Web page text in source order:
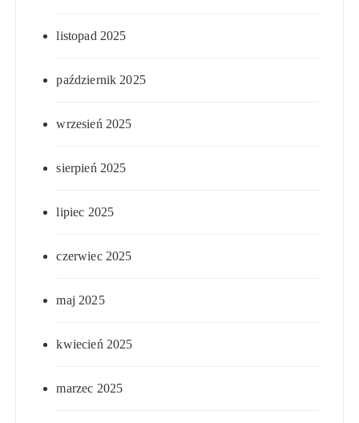
listopad 2025
październik 2025
wrzesień 2025
sierpień 2025
lipiec 2025
czerwiec 2025
maj 2025
kwiecień 2025
marzec 2025